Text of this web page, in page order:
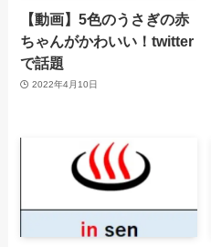
【動画】5色のうさぎの赤
ちゃんがかわいい！twitter
で話題
2022年4月10日